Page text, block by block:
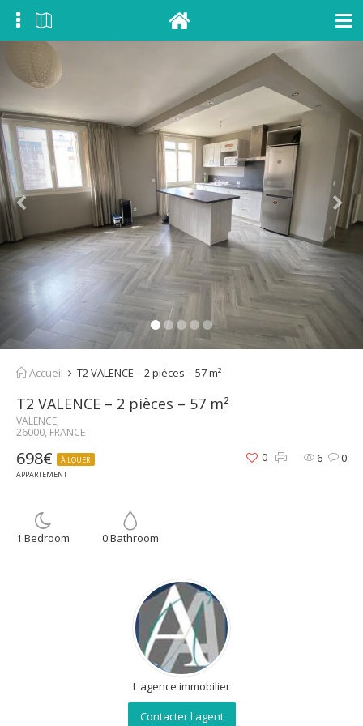
Accueil T2 VALENCE – 2 pièces – 57 m²
T2 VALENCE – 2 pièces – 57 m²
VALENCE,
26000, FRANCE
698€
À LOUER
APPARTEMENT
6 0
0
1 Bedroom 0 Bathroom
L'agence immobilier
Contacter l'agent